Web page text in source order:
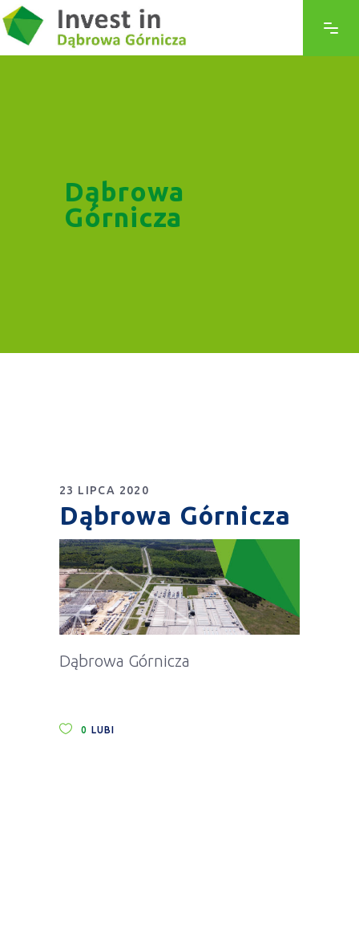
Dąbrowa
Górnicza
23 LIPCA 2020
Dąbrowa Górnicza
Dąbrowa Górnicza
0 LUBI